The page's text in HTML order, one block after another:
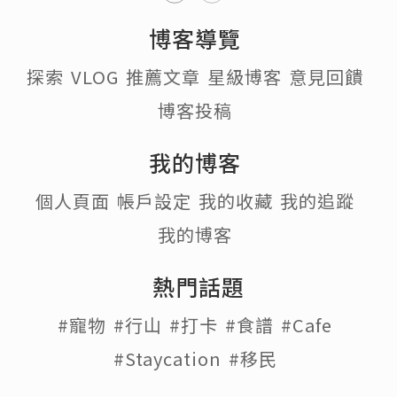
博客導覽
探索 VLOG 推薦文章 星級博客 意見回饋
博客投稿
我的博客
個人頁面 帳戶設定 我的收藏 我的追蹤
我的博客
熱門話題
#寵物 #行山 #打卡 #食譜 #Cafe
#Staycation #移民